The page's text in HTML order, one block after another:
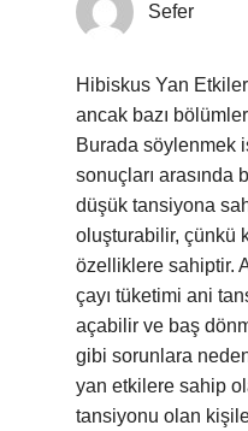
Sefer
Hibiskus Yan
ancak bazı
Burada söylenmek
sonuçları arasında
düşük tansiyona
oluşturabilir, çünkü
özelliklere sahiptir.
çayı tüketimi ani
açabilir ve baş
gibi sorunlara
yan etkilere sahip
tansiyonu olan